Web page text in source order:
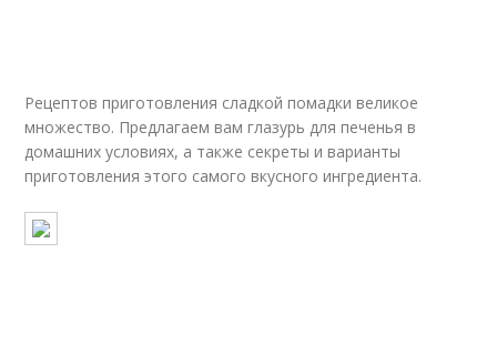
Рецептов приготовления сладкой помадки великое
множество. Предлагаем вам глазурь для печенья в
домашних условиях, а также секреты и варианты
приготовления этого самого вкусного ингредиента.